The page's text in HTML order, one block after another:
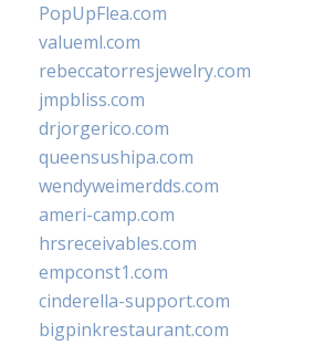
PopUpFlea.com
valueml.com
rebeccatorresjewelry.com
jmpbliss.com
drjorgerico.com
queensushipa.com
wendyweimerdds.com
ameri-camp.com
hrsreceivables.com
empconst1.com
cinderella-support.com
bigpinkrestaurant.com